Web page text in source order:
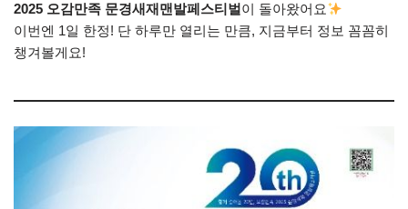
2025 오감만족 문경새재맨발페스티벌이 돌아왔어요
이번엔 1일 한정! 단 하루만 열리는 만큼, 지금부터 정보 꼼꼼히
챙겨볼게요!